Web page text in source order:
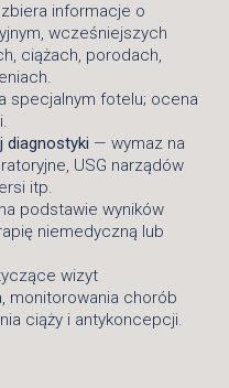
informacje o
wcześniejszych
ciążach, porodach,
specjalnym fotelu; ocena
diagnostyki — wymaz na
USG narządów
itp.
podstawie wyników
niemedyczną lub
wizyt
monitorowania chorób
ciąży i antykoncepcji.